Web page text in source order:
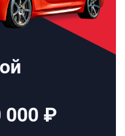
000 ₽